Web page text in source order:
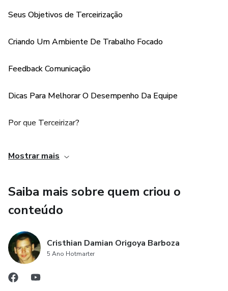
Onde Encontrar Trabalhadores
Como Funciona?
Escrita
Termos De Direitos Autorais
O Que Fazer Se Você Descobrir Que Um Trabalhador
“Trapaceou.”
Seus Objetivos de Terceirização
Criando Um Ambiente De Trabalho Focado
Feedback Comunicação
Dicas Para Melhorar O Desempenho Da Equipe
Por que Terceirizar?
Escrita
Contratando Trabalhadores Honestos
Termos De Direitos Autorais
Plágio
Mostrar mais
Saiba mais sobre quem criou o
conteúdo
Cristhian Damian Origoya Barboza
5 Ano Hotmarter